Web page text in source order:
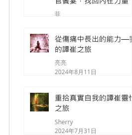
菲
從傷痛中長出的能力—我
的譚崔之旅
亮亮
2024年8月11日
重拾真實自我的譚崔靈性
之旅
Sherry
2024年7月31日